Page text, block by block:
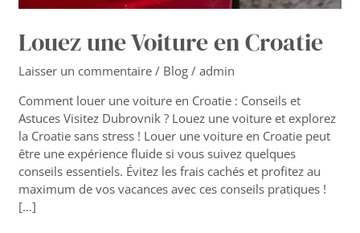
Louez une Voiture en Croatie
Laisser un commentaire / Blog /admin
Comment louer une voiture en Croatie : Conseils et
Astuces Visitez Dubrovnik ? Louez une voiture et explorez
la Croatie sans stress ! Louer une voiture en Croatie peut
être une expérience fluide si vous suivez quelques
conseils essentiels. Évitez les frais cachés et profitez au
maximum de vos vacances avec ces conseils pratiques !
[…]